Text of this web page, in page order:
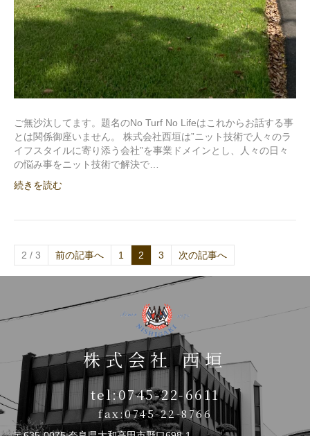
ご無沙汰してます。題名のNo Turf No Lifeはこれからお話する事
とは関係御座いません。 株式会社西垣は”ニット技術で人々のラ
イフスタイルに寄り添う会社”を事業ドメインとし、人々の日々
の悩み事をニット技術で解決で…
続きを読む
2 / 3 前の記事へ 1 2 3 次の記事へ
株式会社 西垣
tel:0745-22-6611
fax:0745-22-8766